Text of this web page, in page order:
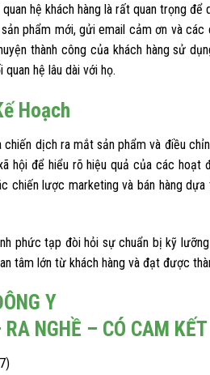
hệ khách hàng là rất quan trọng
phẩm mới, gửi email cảm ơn và
thành công của khách hàng sử
hệ lâu dài với họ.
Hoạch
chiến dịch ra mắt sản phẩm và điều
để hiểu rõ hiệu quả của các hoạt
chiến lược marketing và bán hàng
phức tạp đòi hỏi sự chuẩn bị kỹ
tâm lớn từ khách hàng và đạt được
Y
NGHỀ – CÓ CAM KẾT